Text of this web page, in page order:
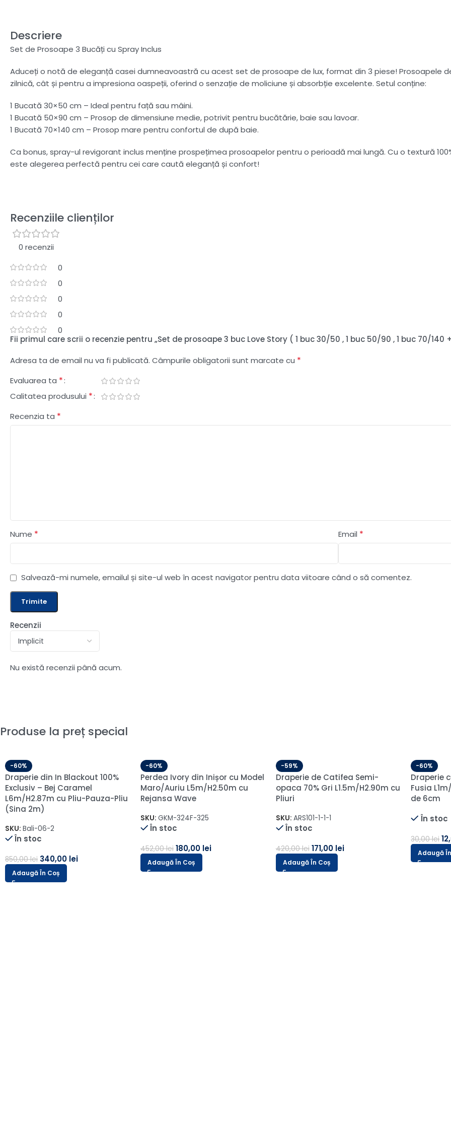
Descriere
Set de Prosoape 3 Bucăți cu Spray Inclus
Aduceți o notă de eleganță casei dumneavoastră cu acest set de prosoape de lux, format din 3 piese!
zilnică, cât și pentru a impresiona oaspeții, oferind o senzație de moliciune și absorbție excelente. Setul conține:
1 Bucată 30×50 cm – Ideal pentru față sau mâini.
1 Bucată 50×90 cm – Prosop de dimensiune medie, potrivit pentru bucătărie, baie sau lavoar.
1 Bucată 70×140 cm – Prosop mare pentru confortul de după baie.
Ca bonus, spray-ul revigorant inclus menține prospețimea prosoapelor pentru o perioadă mai lungă. Cu o textură
este alegerea perfectă pentru cei care caută eleganță și confort!
Recenziile clienților
0 recenzii
0
0
0
0
0
Recenzii
Nu există recenzii până acum.
Fii primul care scrii o recenzie pentru „Set de prosoape 3 buc Love Story ( 1 buc 30/50 , 1 buc 50/90 , 1 buc 70/140
Adresa ta de email nu va fi publicată. Câmpurile obligatorii sunt marcate cu *
Evaluarea ta *
Calitatea produsului *
Recenzia ta *
Nume * Email *
Salvează-mi numele, emailul și site-ul web în acest navigator pentru data viitoare când o să comentez.
Produse la preț special
-60%
Perdea Ivory din Inișor cu
Broderie Maro L1m/H2.10m cu
Rejansa de 6cm
În stoc
Adaugă În Coș
-60%
Perdea cu Broderie Eleganta
Crem/Maro L5m/H2.60m cu
Rejansă Wave
SKU: 12617\crem
În stoc
624,00lei 249,00lei
Adaugă În Coș
-59%
Draperie de Catifea
Amsterdam Blackout 90% Gri
Petrol L1m/H2.53m cu Capse
SKU: AMS-411-2
În stoc
102,00lei 42,00lei
Adaugă În Coș
-60%
Draperie
Blackout
L1.75m/
În stoc
210,00 lei